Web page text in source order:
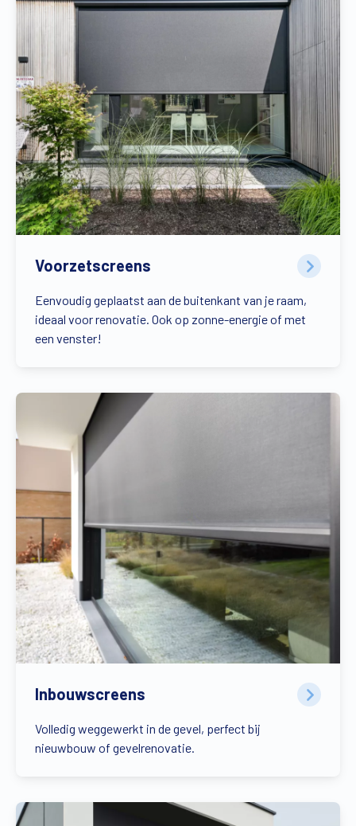
Voorzetscreens
Eenvoudig geplaatst aan de buitenkant van je raam,
ideaal voor renovatie. Ook op zonne-energie of met
een venster!
Inbouwscreens
Volledig weggewerkt in de gevel, perfect bij
nieuwbouw of gevelrenovatie.